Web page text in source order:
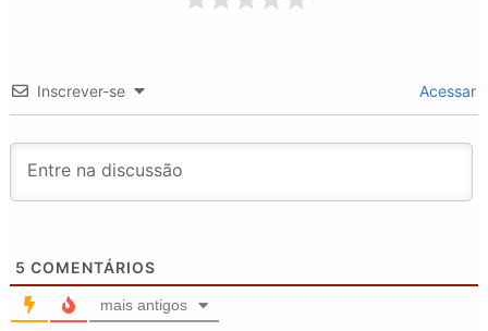
Inscrever-se Acessar
5 COMENTÁRIOS
mais antigos